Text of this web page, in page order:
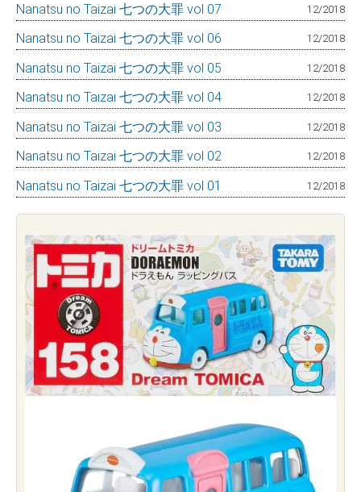
Nanatsu no Taizai 七つの大罪 vol 07 12/2018
Nanatsu no Taizai 七つの大罪 vol 06 12/2018
Nanatsu no Taizai 七つの大罪 vol 05 12/2018
Nanatsu no Taizai 七つの大罪 vol 04 12/2018
Nanatsu no Taizai 七つの大罪 vol 03 12/2018
Nanatsu no Taizai 七つの大罪 vol 02 12/2018
Nanatsu no Taizai 七つの大罪 vol 01 12/2018